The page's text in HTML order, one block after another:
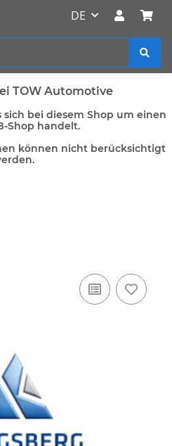
DE
TOW Automotive
sich bei diesem Shop um einen
Shop handelt.
können nicht berücksichtigt